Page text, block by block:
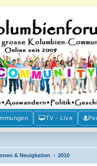
der Freunde
und Venezuela. Austausch,
TV - Live
& Neuigkeiten 2010